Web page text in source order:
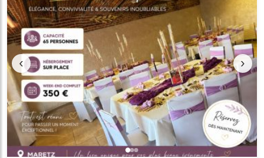
‹ ›